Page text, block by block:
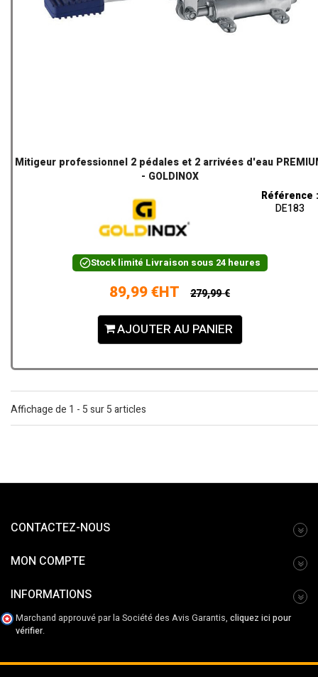
Mitigeur professionnel 2 pédales et 2 arrivées d'eau
- GOLDINOX
Référence :
DE183
Stock limité Livraison sous 24 heures
89,99 €HT 279,99 €
AJOUTER AU PANIER
Affichage de 1 - 5 sur 5 articles
CONTACTEZ-NOUS
MON COMPTE
INFORMATIONS
Marchand approuvé par la Société des Avis Garantis, cliquez ici pour
vérifier.